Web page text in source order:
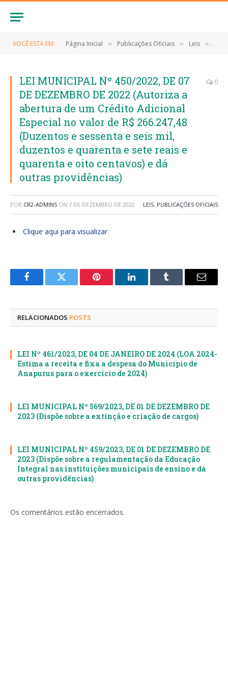
VOCÊ ESTÁ EM: Página Inicial » Publicações Oficiais » Leis »
LEI MUNICIPAL Nº 450/2022, DE 07
DE DEZEMBRO DE 2022 (Autoriza a
abertura de um Crédito Adicional
Especial no valor de R$ 266.247,48
(Duzentos e sessenta e seis mil,
duzentos e quarenta e sete reais e
quarenta e oito centavos) e dá
outras providências)
0
POR CR2-ADMIN5 ON 7 DE DEZEMBRO DE 2022 LEIS, PUBLICAÇÕES OFICIAIS
Clique aqui para visualizar
FacebookTwitter Pinterest LinkedInTumblr
E-
RELACIONADOS POSTS
LEI Nº 461/2023, DE 04 DE JANEIRO DE 2024 (LOA 2024-
Estima a receita e fixa a despesa do Município de
Anapurus para o exercício de 2024)
LEI MUNICIPAL Nº 569/2023, DE 01 DE DEZEMBRO DE
2023 (Dispõe sobre a extinção e criação de cargos)
LEI MUNICIPAL Nº 459/2023, DE 01 DE DEZEMBRO DE
2023 (Dispõe sobre a regulamentação da Educação
Integral nas instituições municipais de ensino e dá
outras providências)
Os comentários estão encerrados.